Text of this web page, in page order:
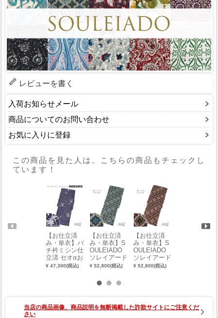
レビューを書く
入荷お知らせメール
商品についてのお問い合わせ
お気に入りに登録
この商品を見た人は、こちらの商品もチェックし
ています！
【お仕立済
み・単衣】バ
チ衿ミシン仕
立済 セオαお
めかし小紋
¥ 47,300(税込)
【お仕立済
み・単衣】S
OULEIADO
ソレイアード
東レセオα単
ハーンギー
ル：グリー
¥ 52,800(税込)
【お仕立済
み・単衣】S
OULEIADO
ソレイアード
東レセオα単
¥ 52,800(税込)
当店の商品画像、商品説明を無断掲載した詐欺サイトにご注意くだ
さい